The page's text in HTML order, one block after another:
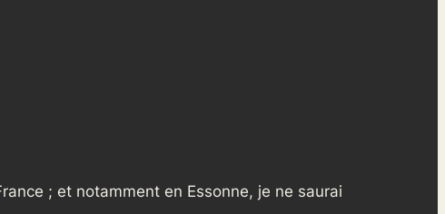
; et notamment en Essonne, je ne saurai